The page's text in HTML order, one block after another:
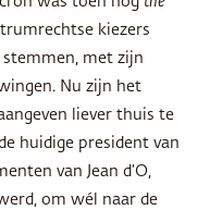
kiezers
met zijn
Nu zijn het
liever thuis te
huidige president van
van Jean d’O,
om wél naar de